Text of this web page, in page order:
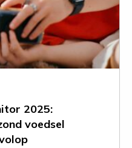
2025:
voedsel